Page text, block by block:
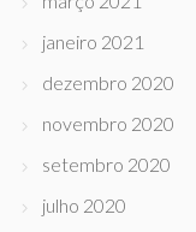
janeiro 2021
dezembro 2020
novembro 2020
setembro 2020
julho 2020